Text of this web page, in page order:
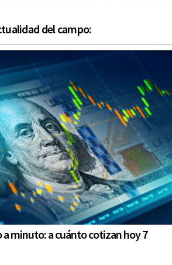
del campo:
a minuto: a cuánto cotizan hoy 7